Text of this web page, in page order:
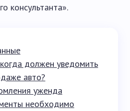
консультанта».
должен уведомить
авто?
уженда
необходимо